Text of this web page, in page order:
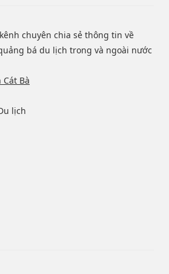
chuyên chia sẻ thông tin về
bá du lịch trong và ngoài nước
Cát Bà
lịch